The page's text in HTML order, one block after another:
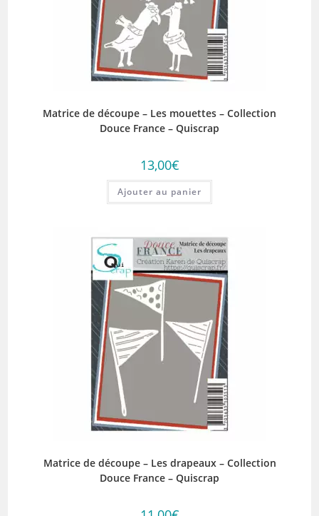
Matrice de découpe – Les mouettes – Collection
Douce France – Quiscrap
13,00€
Ajouter au panier
Matrice de découpe – Les drapeaux – Collection
Douce France – Quiscrap